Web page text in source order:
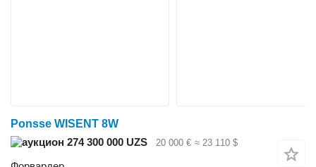
Ponsse WISENT 8W
274 300 000 UZS
20 000 € ≈ 23 110 $